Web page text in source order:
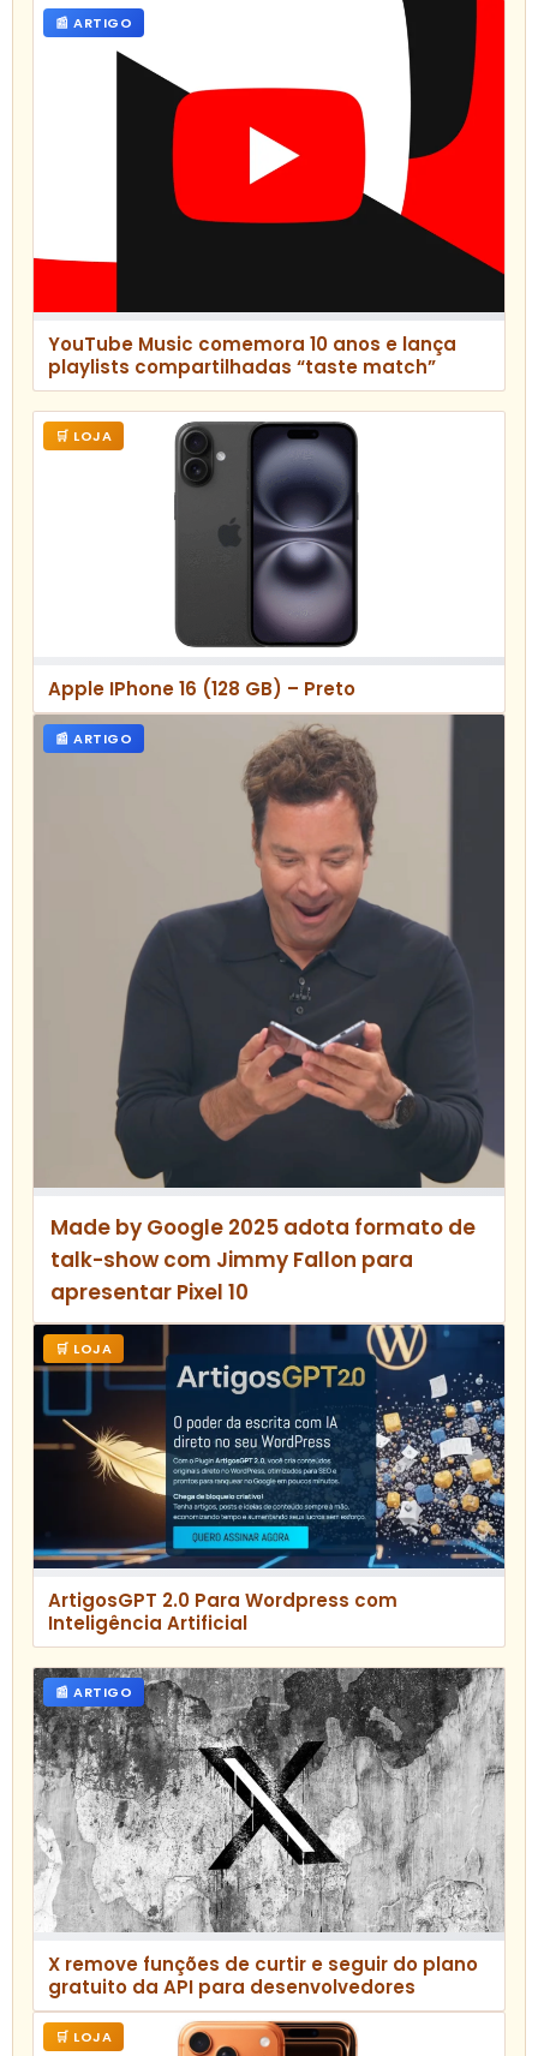
📰 ARTIGO
YouTube Music comemora 10 anos e lança
playlists compartilhadas “taste match”
🛒 LOJA
Apple IPhone 16 (128 GB) – Preto
📰 ARTIGO
Made by Google 2025 adota formato de
talk-show com Jimmy Fallon para
apresentar Pixel 10
🛒 LOJA
ArtigosGPT 2.0 Para Wordpress com
Inteligência Artificial
📰 ARTIGO
X remove funções de curtir e seguir do plano
gratuito da API para desenvolvedores
🛒 LOJA